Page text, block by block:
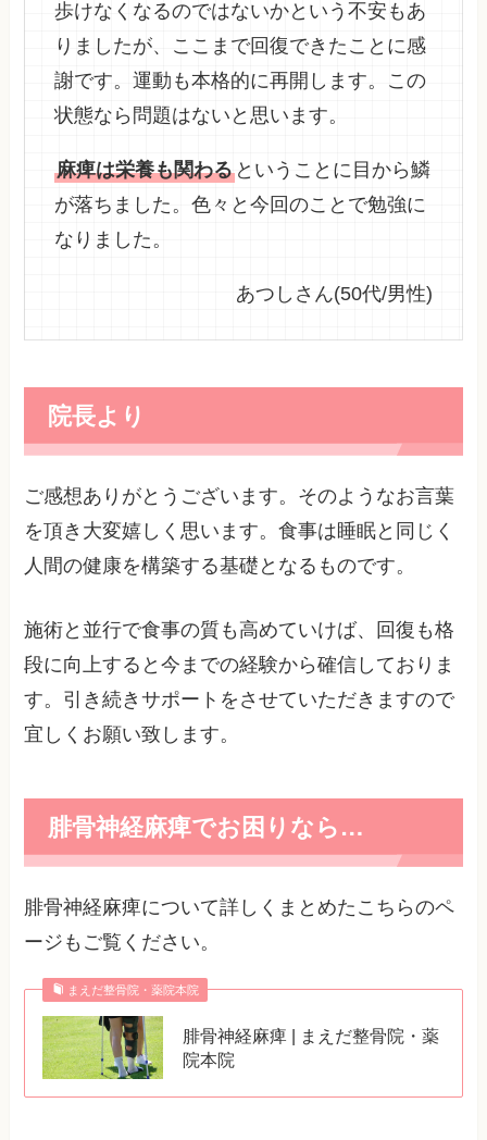
歩けなくなるのではないかという不安もあ
りましたが、ここまで回復できたことに感
謝です。運動も本格的に再開します。この
状態なら問題はないと思います。
麻痺は栄養も関わる ということに目から鱗
が落ちました。色々と今回のことで勉強に
なりました。
あつしさん(50代/男性)
院長より
ご感想ありがとうございます。そのようなお言葉
を頂き大変嬉しく思います。食事は睡眠と同じく
人間の健康を構築する基礎となるものです。
施術と並行で食事の質も高めていけば、回復も格
段に向上すると今までの経験から確信しておりま
す。引き続きサポートをさせていただきますので
宜しくお願い致します。
腓骨神経麻痺でお困りなら…
腓骨神経麻痺について詳しくまとめたこちらのペ
ージもご覧ください。
まえだ整骨院・薬院本院
腓骨神経麻痺 | まえだ整骨院・薬
院本院